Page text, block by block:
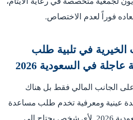
فوراً لعدم الاختصاص.
الخيرية في تلبية طلب
في السعودية 2026
الجانب المالي فقط بل هناك
عينية ومعرفية تخدم طلب مساعدة